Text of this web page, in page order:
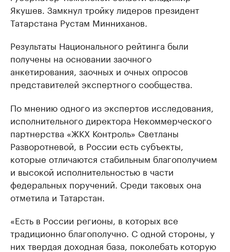
Якушев. Замкнул тройку лидеров президент
Татарстана Рустам Минниханов.
Результаты Национального рейтинга были
получены на основании заочного
анкетирования, заочных и очных опросов
представителей экспертного сообщества.
По мнению одного из экспертов исследования,
исполнительного директора Некоммерческого
партнерства «ЖКХ Контроль» Светланы
Разворотневой, в России есть субъекты,
которые отличаются стабильным благополучием
и высокой исполнительностью в части
федеральных поручений. Среди таковых она
отметила и Татарстан.
«Есть в России регионы, в которых все
традиционно благополучно. С одной стороны, у
них твердая доходная база, поколебать которую